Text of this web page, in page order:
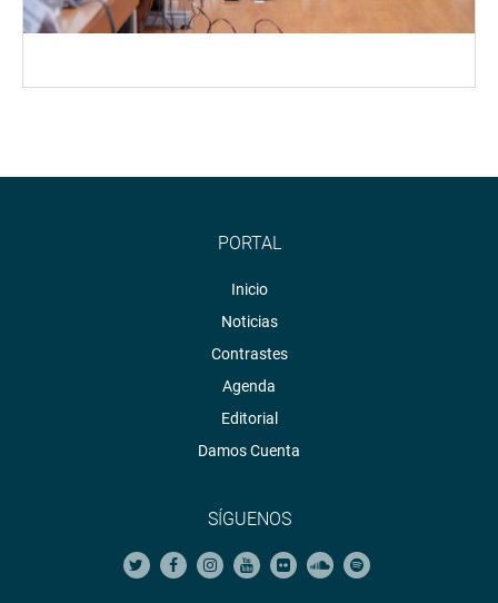
PORTAL
Inicio
Noticias
Contrastes
Agenda
Editorial
Damos Cuenta
SÍGUENOS